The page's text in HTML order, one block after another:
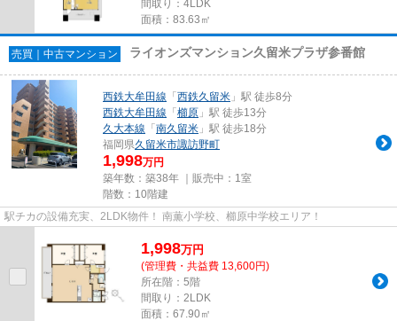
間取り：4LDK
面積：83.63㎡
売買｜中古マンション ライオンズマンション久留米プラザ参番館
西鉄大牟田線 「 西鉄久留米 」駅 徒歩8分
西鉄大牟田線 「 櫛原 」駅 徒歩13分
久大本線 「 南久留米 」駅 徒歩18分
福岡県久留米市諏訪野町
1,998万円
築年数：築38年 ｜販売中： 1室
階数：10階建
駅チカの設備充実、2LDK物件！ 南薫小学校、櫛原中学校エリア！
1,998万円
(管理費・共益費 13,600円)
所在階：5階
間取り：2LDK
面積：67.90㎡